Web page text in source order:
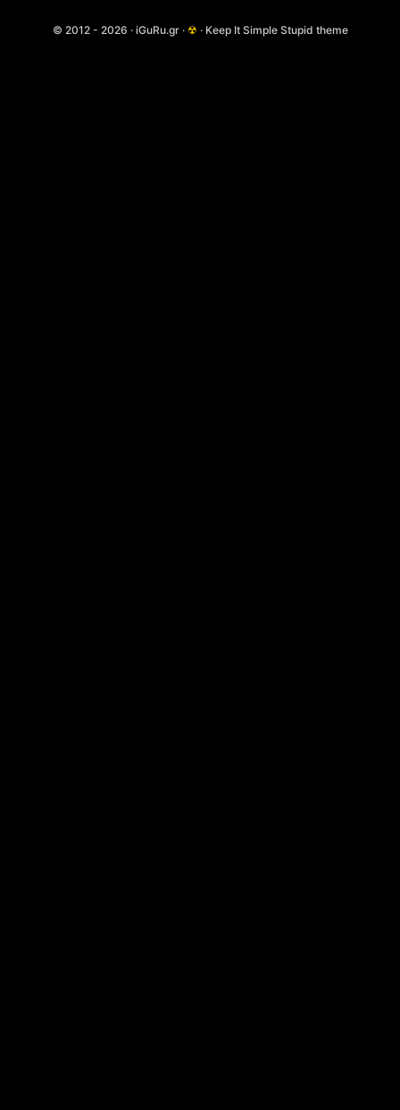
© 2012 - 2026 · iGuRu.gr · ☢ · Keep It Simple Stupid theme